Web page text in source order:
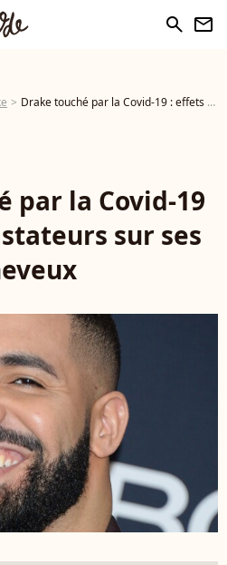
search newsletter
Drake touché par la Covid-19 : effets dévastateurs sur ses cheveux - Vidéo
par la Covid-19
sur ses